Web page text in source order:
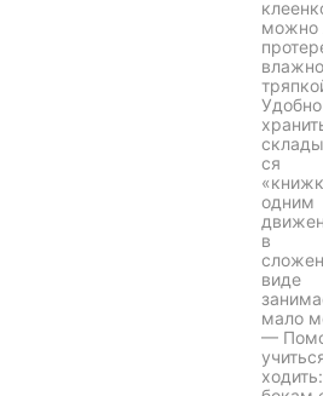
можно
Удобно
ся
одним
в
виде
мало
—